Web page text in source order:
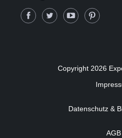
Copyright 2026
Datenschutz &
AGB